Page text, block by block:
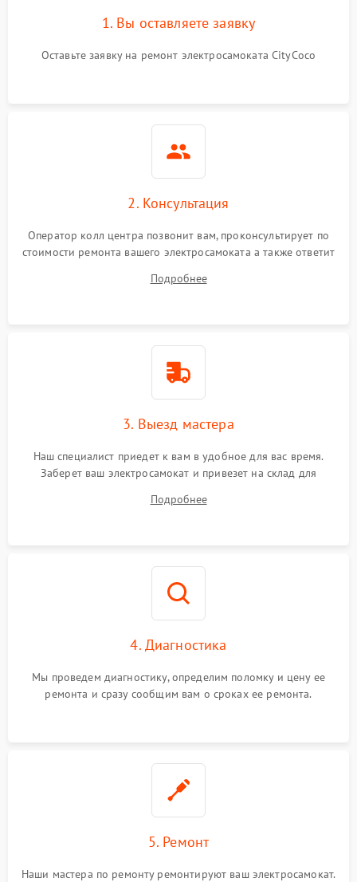
1. Вы оставляете заявку
Оставьте заявку на ремонт электросамоката CityCoco
2. Консультация
Оператор колл центра позвонит вам, проконсультирует по
стоимости ремонта вашего электросамоката а также ответит
Подробнее
3. Выезд мастера
Наш специалист приедет к вам в удобное для вас время.
Заберет ваш электросамокат и привезет на склад для
Подробнее
4. Диагностика
Мы проведем диагностику, определим поломку и цену ее
ремонта и сразу сообщим вам о сроках ее ремонта.
5. Ремонт
Наши мастера по ремонту ремонтируют ваш электросамокат.